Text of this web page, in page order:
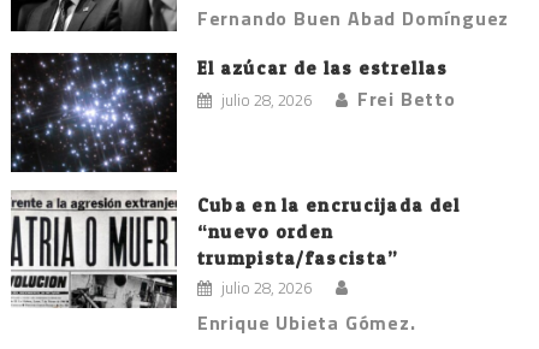
Fernando Buen Abad Domínguez
El azúcar de las estrellas
julio 28, 2026 Frei Betto
Cuba en la encrucijada del
“nuevo orden
trumpista/fascista”
julio 28, 2026
Enrique Ubieta Gómez.